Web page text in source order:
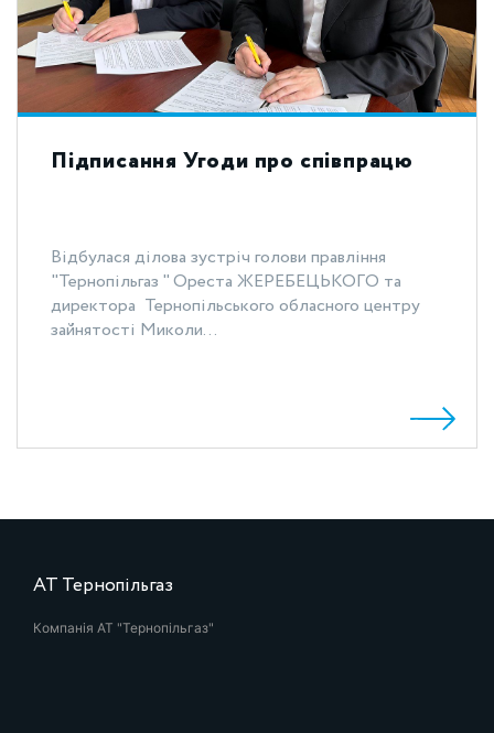
Підписання Угоди про співпрацю
Відбулася ділова зустріч голови правління
"Тернопільгаз " Ореста ЖЕРЕБЕЦЬКОГО та
директора Тернопільського обласного центру
зайнятості Миколи...
АТ Тернопільгаз
Компанія АТ "Тернопільгаз"